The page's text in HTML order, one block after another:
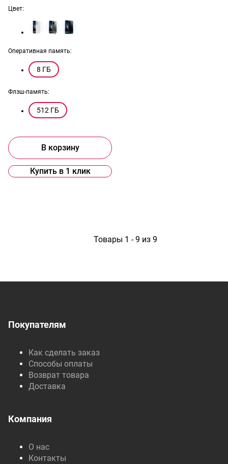
Цвет:
Оперативная память:
8 ГБ
Флэш-память:
512 ГБ
В корзину
Купить в 1 клик
Товары 1 - 9 из 9
Покупателям
Как сделать заказ
Способы оплаты
Возврат товара
Доставка
Компания
О нас
Контакты